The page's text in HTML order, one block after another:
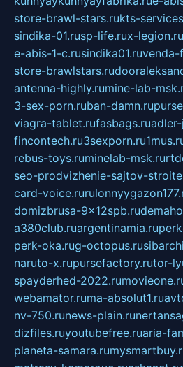
store-brawl-stars.rukts-
sindika-01.rusp-life.rux-legion.ru
e-abis-1-c.rusindika01.ruvenda-
store-brawlstars.ru
antenna-highly.rumine-lab-
3-sex-porn.ruban-damn.ru
viagra-tablet.rufasbags.ru
fincontech.ru3sexporn.ru
rebus-toys.ruminelab-msk.ru
seo-prodvizhenie-sajtov-
card-voice.ru
domizbrusa-9x12spb.ru
a380club.ruargentinamia.ru
perk-oka.rug-octopus.ru
naruto-x.rupursefactory.rutor-
spayderhed-2022.ru
webamator.ruma-absolut1.ru
nv-750.runews-plain.ru
dizfiles.ruyoutubefree.ruaria-
planeta-samara.ru